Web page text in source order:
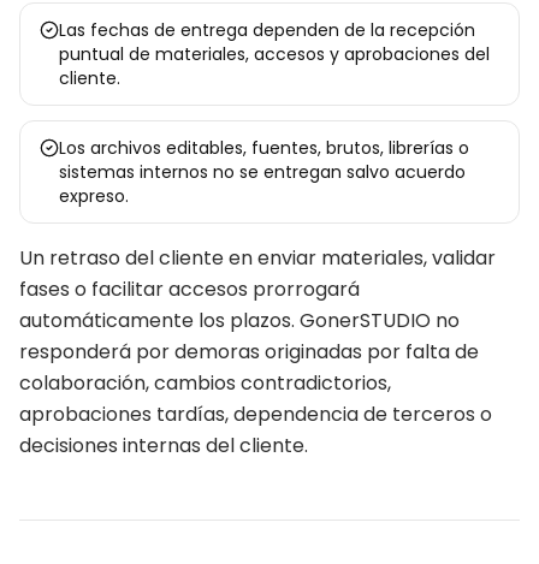
Las fechas de entrega dependen de la recepción
puntual de materiales, accesos y aprobaciones del
cliente.
Los archivos editables, fuentes, brutos, librerías o
sistemas internos no se entregan salvo acuerdo
expreso.
Un retraso del cliente en enviar materiales, validar
fases o facilitar accesos prorrogará
automáticamente los plazos. GonerSTUDIO no
responderá por demoras originadas por falta de
colaboración, cambios contradictorios,
aprobaciones tardías, dependencia de terceros o
decisiones internas del cliente.